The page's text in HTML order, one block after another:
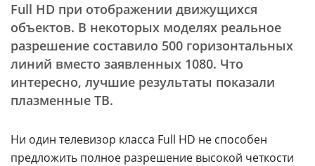
Full HD при отображении движущихся
объектов. В некоторых моделях реальное
разрешение составило 500 горизонтальных
линий вместо заявленных 1080. Что
интересно, лучшие результаты показали
плазменные ТВ.
Ни один телевизор класса Full HD не способен
предложить полное разрешение высокой четкости